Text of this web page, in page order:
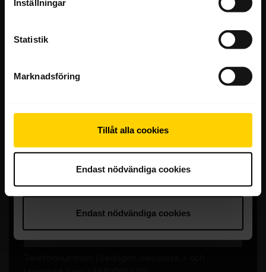
Inställningar
Statistik
Marknadsföring
Tillåt alla cookies
Endast nödvändiga cookies